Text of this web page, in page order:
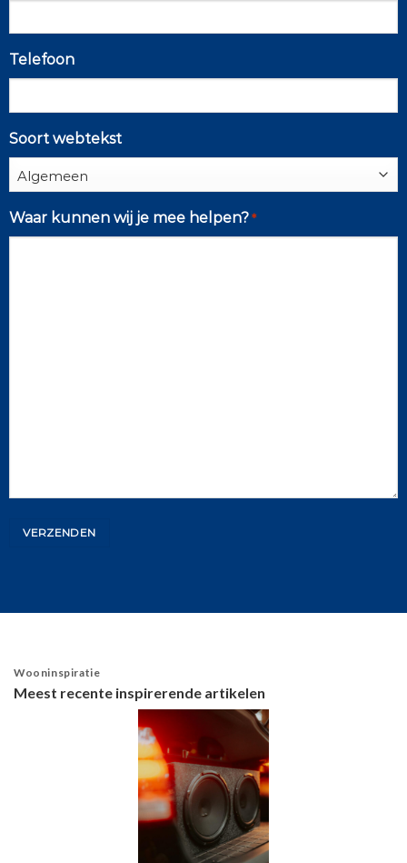
Telefoon
Soort webtekst
Waar kunnen wij je mee helpen? *
Wooninspiratie
Meest recente inspirerende artikelen